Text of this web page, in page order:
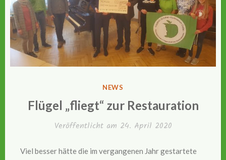
VERÖFFENTLICHT
IN
NEWS
Flügel „fliegt“ zur Restauration
Veröffentlicht am 24. April 2020
Viel besser hätte die im vergangenen Jahr gestartete